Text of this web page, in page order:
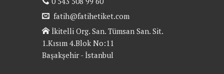
fatih@fatihetiket.com
İkitelli Org. San. Tümsan San. Sit.
1.Kısım 4.Blok No:11
Başakşehir - İstanbul